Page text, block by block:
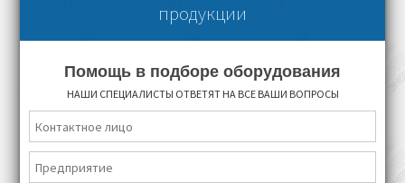
продукции
Помощь в подборе оборудования
НАШИ СПЕЦИАЛИСТЫ ОТВЕТЯТ НА ВСЕ ВАШИ ВОПРОСЫ